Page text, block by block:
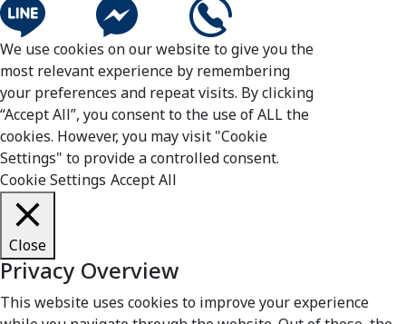
We use cookies on our website to give you the
most relevant experience by remembering
your preferences and repeat visits. By clicking
“Accept All”, you consent to the use of ALL the
cookies. However, you may visit "Cookie
Settings" to provide a controlled consent.
Cookie Settings Accept All
Close
Privacy Overview
This website uses cookies to improve your experience